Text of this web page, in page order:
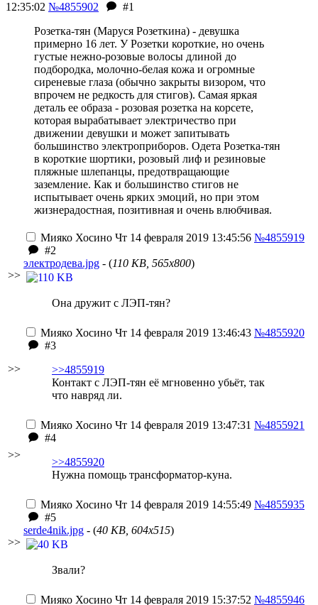
12:35:02 №4855902
#1
Розетка-тян (Маруся Розеткина) - девушка
примерно 16 лет. У Розетки короткие, но очень
густые нежно-розовые волосы длиной до
подбородка, молочно-белая кожа и огромные
сиреневые глаза (обычно закрыты визором, что
впрочем не редкость для стигов). Самая яркая
деталь ее образа - розовая розетка на корсете,
которая вырабатывает электричество при
движении девушки и может запитывать
большинство электроприборов. Одета Розетка-тян
в короткие шортики, розовый лиф и резиновые
пляжные шлепанцы, предотвращающие
заземление. Как и большинство стигов не
испытывает очень ярких эмоций, но при этом
жизнерадостная, позитивная и очень влюбчивая.
>>
Мияко Хосино Чт 14 февраля 2019 13:45:56 №4855919
#2
электродева.jpg - (110 KB, 565x800)
Она дружит с ЛЭП-тян?
>>
Мияко Хосино Чт 14 февраля 2019 13:46:43 №4855920
#3
>>4855919
Контакт с ЛЭП-тян её мгновенно убьёт, так
что навряд ли.
>>
Мияко Хосино Чт 14 февраля 2019 13:47:31 №4855921
#4
>>4855920
Нужна помощь трансформатор-куна.
>>
Мияко Хосино Чт 14 февраля 2019 14:55:49 №4855935
#5
serde4nik.jpg - (40 KB, 604x515)
Звали?
Мияко Хосино Чт 14 февраля 2019 15:37:52 №4855946